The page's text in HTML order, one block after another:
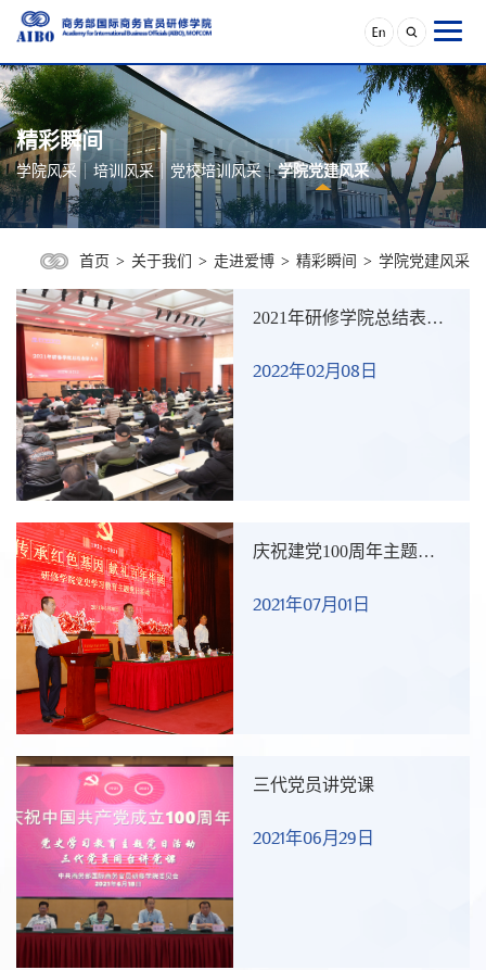
精彩瞬间
学院风采 培训风采 党校培训风采 学院党建风采
首页 > 关于我们 > 走进爱博 > 精彩瞬间 > 学院党建风采
2021年研修学院总结表彰
2022年02月08日
庆祝建党100周年主题党
2021年07月01日
三代党员讲党课
2021年06月29日